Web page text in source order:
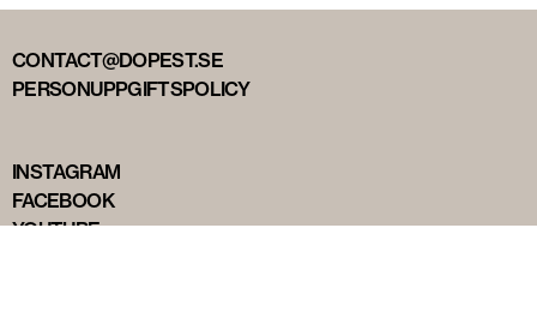
CONTACT@DOPEST.SE
PERSONUPPGIFTSPOLICY
INSTAGRAM
FACEBOOK
YOUTUBE